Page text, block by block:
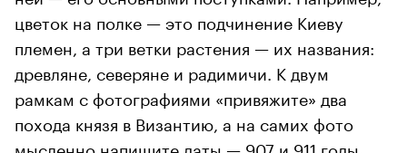
цветок на полке — это подчинение Киеву
племен, а три ветки растения — их названия:
древляне, северяне и радимичи. К двум
рамкам с фотографиями «привяжите» два
похода князя в Византию, а на самих фото
мысленно напишите даты — 907 и 911 годы.